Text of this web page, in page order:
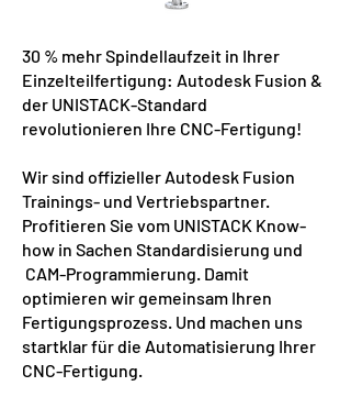
30 % mehr Spindellaufzeit in Ihrer
Einzelteilfertigung: Autodesk Fusion &
der UNISTACK-Standard
revolutionieren Ihre CNC-Fertigung!
Wir sind offizieller Autodesk Fusion
Trainings- und Vertriebspartner.
Profitieren Sie vom UNISTACK Know-
how in Sachen Standardisierung und
CAM-Programmierung. Damit
optimieren wir gemeinsam Ihren
Fertigungsprozess. Und machen uns
startklar für die Automatisierung Ihrer
CNC-Fertigung.